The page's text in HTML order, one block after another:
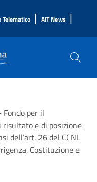
| AIT News |
per il
e di posizione
dell’art. 26 del CCNL
Costituzione e